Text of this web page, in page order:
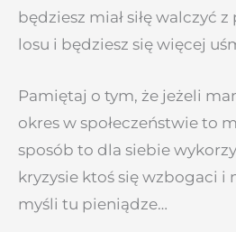
będziesz miał siłę walczyć
losu i będziesz się więcej
Pamiętaj o tym, że jeżeli
okres w społeczeństwie to
sposób to dla siebie
kryzysie ktoś się wzbogaci i
myśli tu pieniądze…